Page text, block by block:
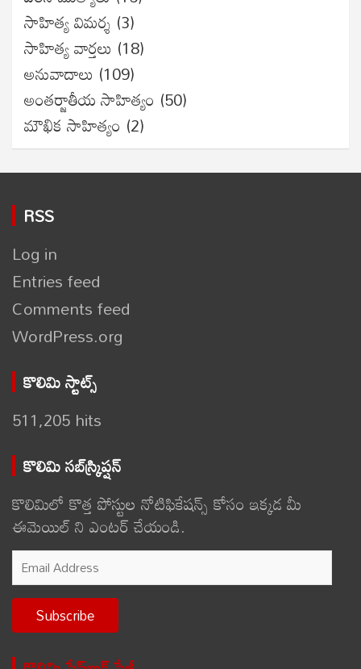
సాహిత్య విమర్శ (3)
సాహిత్య వార్తలు (18)
అనువాదాలు (109)
అంతర్జాతీయ సాహిత్యం (50)
మౌఖిక సాహిత్యం (2)
RSS
Log in
Entries feed
Comments feed
WordPress.org
కొలిమి స్టాట్స్
511,205 hits
కొలిమి సబ్‌స్క్రిప్షన్
కొలిమిలో కొత్త పోస్టుల నోటిఫికేషన్స్ కోసం ఇక్కడ మీ
ఈమెయిల్ ని ఎంటర్ చేయండి.
Email
Address
Subscribe